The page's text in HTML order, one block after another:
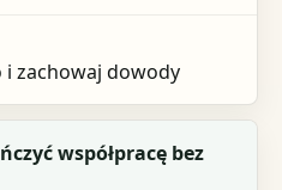
zachowaj dowody
współpracę bez